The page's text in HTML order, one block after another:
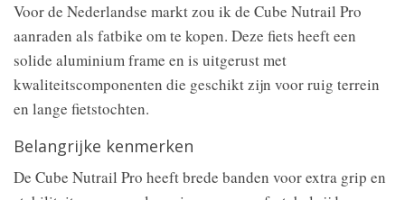
Voor de Nederlandse markt zou ik de Cube Nutrail Pro
aanraden als fatbike om te kopen. Deze fiets heeft een
solide aluminium frame en is uitgerust met
kwaliteitscomponenten die geschikt zijn voor ruig terrein
en lange fietstochten.
Belangrijke kenmerken
De Cube Nutrail Pro heeft brede banden voor extra grip en